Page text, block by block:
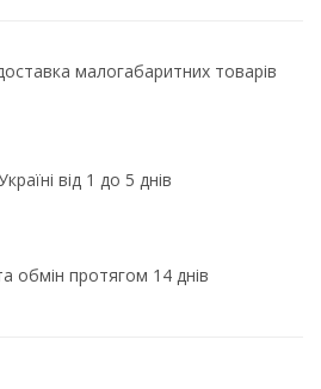
малогабаритних товарів
від 1 до 5 днів
обмін протягом 14 днів